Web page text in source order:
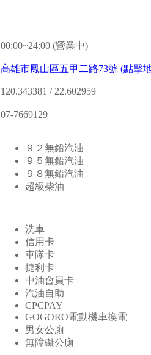
00:00~24:00 (營業中)
高雄市鳳山區五甲二路73號 (點擊
120.343381 / 22.602959
07-7669129
９２無鉛汽油
９５無鉛汽油
９８無鉛汽油
超級柴油
洗車
信用卡
車隊卡
捷利卡
中油會員卡
汽油自助
CPCPAY
GOGORO電動機車換電
男女公廁
無障礙公廁